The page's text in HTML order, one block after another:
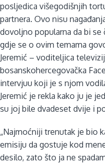
posljedica višegodišnjih
partnera. Ovo nisu
dovoljno popularna da bi
gdje se o ovim temama
Jeremić – voditeljica
bosanskohercegovačka
intervjuu koji je s njom
Jeremić je rekla kako ju je
su joj bile dvadeset dvije i
„Najmoćniji trenutak je bio
emisiju da gostuje kod
desilo, zato što ja ne